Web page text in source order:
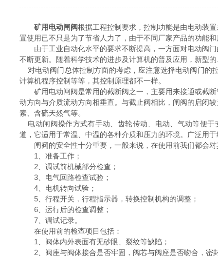
矿用电动闸阀根据工程控制要求，控制功能是由电动装
置使用已不只是为了节省人力了，由于不同厂家产品的功能
由于工业自动化水平的要求不断提高，一方面对电动阀门
不断更新。随着科学技术的进步及计算机的普及应用，新型
对电动阀门总体控制方面的考虑，应注意选择电动阀门的
计算机程序控制等等，其控制原理都不一样。
矿用电动闸阀是常用的截断阀之一，主要用来接通或截断
动方向与介质流动方向相垂直。与截止阀相比，闸阀的启闭
素、含硫天然气等。
电动闸阀操作方式有手动、齿轮传动、电动、气动等便于
道，它适用于常温、中温的各种介质和压力的环境。广泛用
闸阀的安全性十分重要，一般来说，在使用前我们都会对
1、准备工作；
2、调试前机械部分检查；
3、电气回路检查试验；
4、电机转向试验；
5、行程开关，行程指示器，转换控制机构的调整；
6、运行后的检查调整；
7、调试记录。
在使用前的检查项目包括：
1、阀体内外表面有无砂眼、裂纹等缺陷；
2、阀座与阀体接合是否牢固，阀芯与阀座是否吻合，密